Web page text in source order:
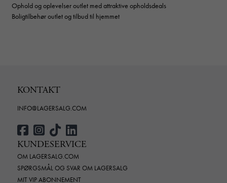
Ophold og oplevelser outlet med attraktive opholdsdeals
Boligtilbehør outlet og tilbud til hjemmet
KONTAKT
INFO@LAGERSALG.COM
KUNDESERVICE
OM LAGERSALG.COM
SPØRGSMÅL OG SVAR OM LAGERSALG
MIT VIP ABONNEMENT